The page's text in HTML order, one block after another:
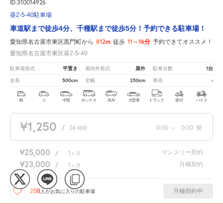
ID:310014926
葵2-5-40駐車場
車道駅まで徒歩4分、千種駅まで徒歩5分！予約できる駐車場！
愛知県名古屋市東区黒門町から 812m 徒歩 11～16分 予約できてオススメ！
愛知県名古屋市東区葵2-5-40
駐車場形式 平置き 屋内外形式 屋外 駐車台数 1台
全長 500cm 全幅 250cm 車高 -
軽 コ 中型 ボックス SUV 大型車 トラック 原付 バイク
¥1,250 / 24 時間 0:00 ～ 0:00 契
¥25,000 / 1 ヶ月 マンスリー契約
¥23,000 / 1 ヶ月 月極契約
208人がお気に入りの駐車場 月極契約中